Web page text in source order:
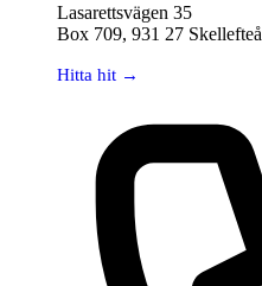
Lasarettsvägen 35
Box 709, 931 27 Skellefteå
Hitta hit →